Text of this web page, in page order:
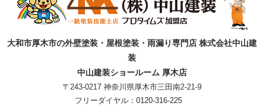
大和市厚木市の外壁塗装・屋根塗装・雨漏り専門店 株式会社中山建
装
中山建装ショールーム 厚木店
〒243-0217 神奈川県厚木市三田南2-21-9
フリーダイヤル： 0120-316-225